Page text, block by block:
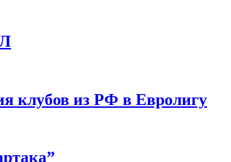
клубов из РФ в Евролигу